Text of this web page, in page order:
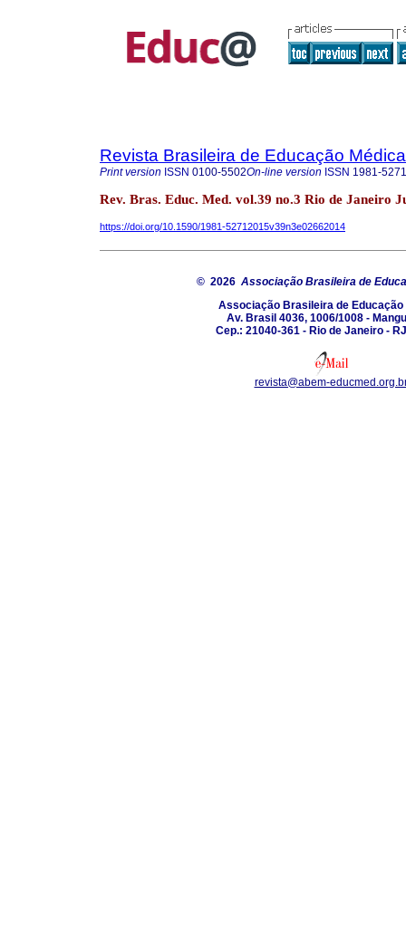
Revista Brasileira de Educação Médica
Print version ISSN 0100-5502On-line version ISSN 1981-5271
Rev. Bras. Educ. Med. vol.39 no.3 Rio de Janeiro
https://doi.org/10.1590/1981-52712015v39n3e02662014
© 2026 Associação Brasileira de
Associação Brasileira de Educação
Av. Brasil 4036, 1006/1008 -
Cep.: 21040-361 - Rio de Janeiro -
revista@abem-